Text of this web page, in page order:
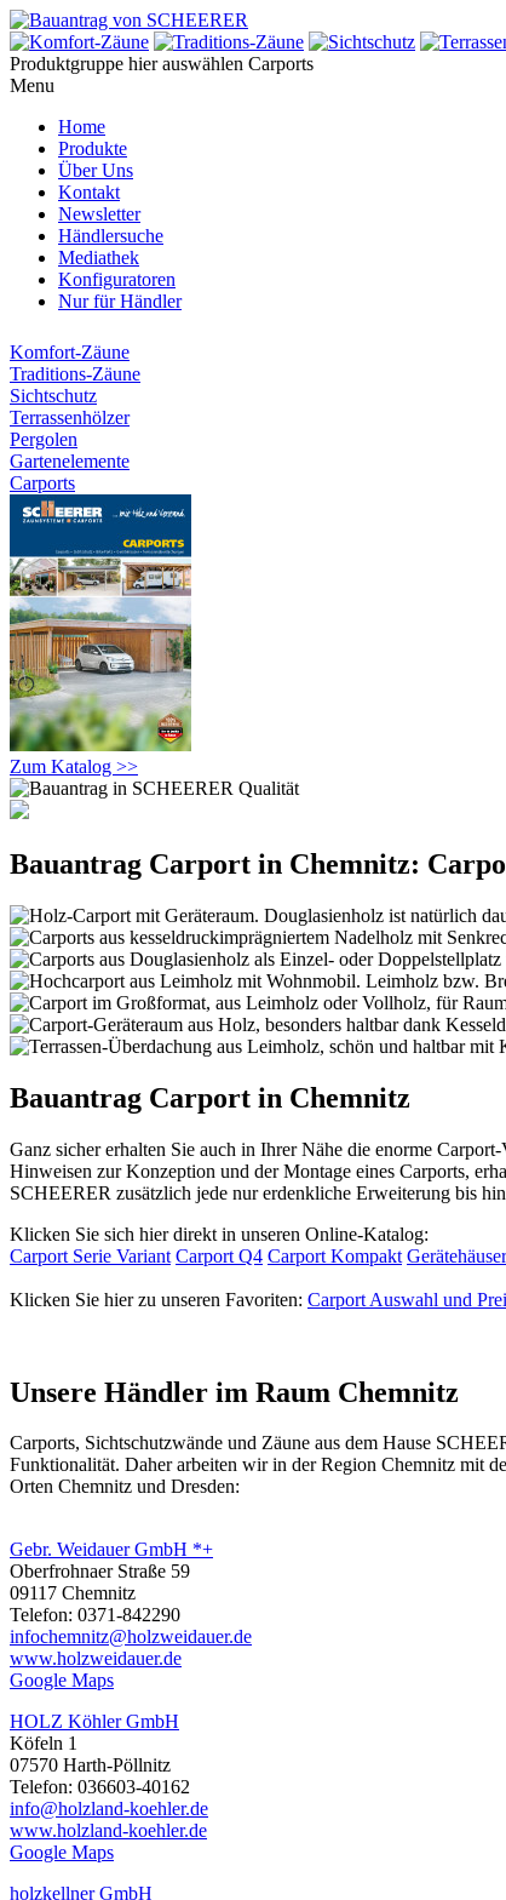
Produktgruppe hier auswählen Carports
Menu
Home
Produkte
Über Uns
Kontakt
Newsletter
Händlersuche
Mediathek
Konfiguratoren
Nur für Händler
Komfort-Zäune
Traditions-Zäune
Sichtschutz
Terrassenhölzer
Pergolen
Gartenelemente
Carports
Zum Katalog >>
Bauantrag Carport in Chemnitz:
Bauantrag Carport in Chemnitz
Ganz sicher erhalten Sie auch in Ihrer Nähe die enorme
Hinweisen zur Konzeption und der Montage eines Carports,
SCHEERER zusätzlich jede nur erdenkliche Erweiterung bis
Klicken Sie sich hier direkt in unseren Online-Katalog:
Carport Serie Variant Carport Q4 Carport Kompakt Gerätehäuser
Klicken Sie hier zu unseren Favoriten: Carport Auswahl und
Unsere Händler im Raum Chemnitz
Carports, Sichtschutzwände und Zäune aus dem Hause
Funktionalität. Daher arbeiten wir in der Region Chemnitz mit
Orten Chemnitz und Dresden:
Gebr. Weidauer GmbH *+
Oberfrohnaer Straße 59
09117 Chemnitz
Telefon: 0371-842290
infochemnitz@holzweidauer.de
www.holzweidauer.de
Google Maps
HOLZ Köhler GmbH
Köfeln 1
07570 Harth-Pöllnitz
Telefon: 036603-40162
info@holzland-koehler.de
www.holzland-koehler.de
Google Maps
holzkellner GmbH